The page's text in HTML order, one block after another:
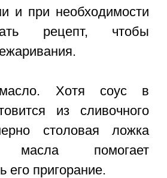
и при необходимости
рецепт, чтобы
Хотя соус в
из сливочного
столовая ложка
масла помогает
его пригорание.